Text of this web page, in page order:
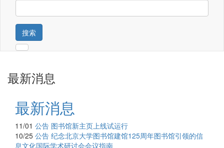
搜索
最新消息
最新消息
11/01 公告 图书馆新主页上线试运行
10/25 公告 纪念北京大学图书馆建馆125周年图书馆引领的信
息文化国际学术研讨会会议指南